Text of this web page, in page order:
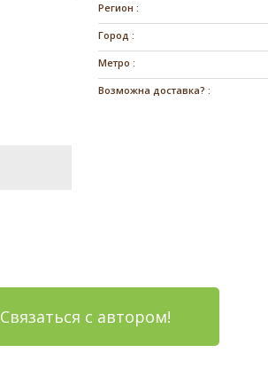
Регион :
Город :
Метро :
Возможна доставка? :
Связаться с автором!